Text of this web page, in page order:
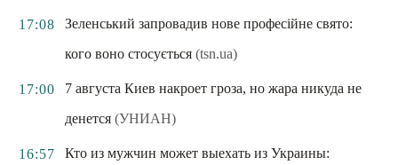
17:08
Зеленський запровадив нове професійне свято:
кого воно стосується (tsn.ua)
17:00
7 августа Киев накроет гроза, но жара никуда не
денется (УНИАН)
16:57
Кто из мужчин может выехать из Украины: